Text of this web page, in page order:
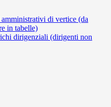
di vertice (da
in tabelle)
dirigenziali (dirigenti non